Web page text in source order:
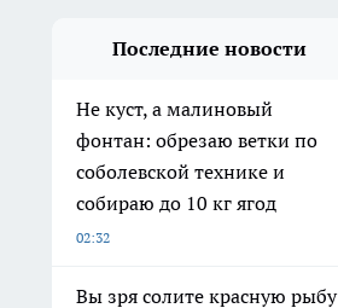
Последние новости
Не куст, а малиновый
фонтан: обрезаю ветки по
соболевской технике и
собираю до 10 кг ягод
02:32
Вы зря солите красную рыбу